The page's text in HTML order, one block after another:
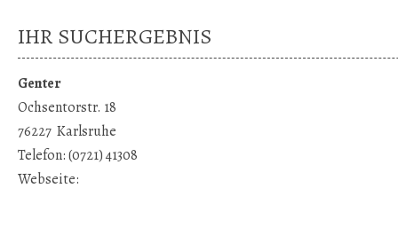
IHR SUCHERGEBNIS
Genter
Ochsentorstr. 18
76227 Karlsruhe
Telefon:(0721) 41308
Webseite: